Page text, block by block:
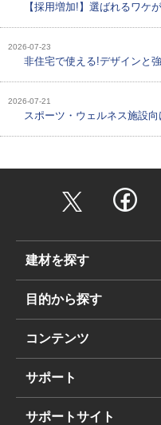
【採用増加!】選ばれるワケ
2026-07-23
非住宅で使える!デザインと
2026-07-21
スポーツ・ウェルネス施設
建材を探す
目的から探す
コンテンツ
サポート
サポートサイト